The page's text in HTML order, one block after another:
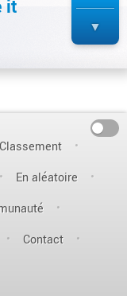
it
En aléatoire
Contact
On